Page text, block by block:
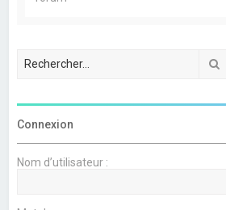
Connexion
Nom d’utilisateur :